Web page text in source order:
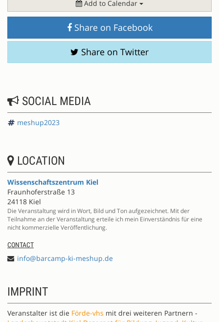
Add to Calendar
Share on Facebook
Share on Twitter
SOCIAL MEDIA
meshup2023
LOCATION
Wissenschaftszentrum Kiel
Fraunhoferstraße 13
24118 Kiel
Die Veranstaltung wird in Wort, Bild und Ton aufgezeichnet. Mit der
Teilnahme an der Veranstaltung erteile ich mein Einverständnis für eine
nicht kommerzielle Veröffentlichung.
CONTACT
info@barcamp-ki-meshup.de
IMPRINT
Veranstalter ist die Förde-vhs mit drei weiteren Partnern -